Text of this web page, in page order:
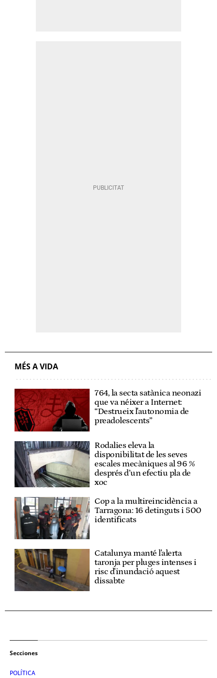
MÉS A VIDA
764, la secta satànica neonazi
que va néixer a Internet:
“Destrueix l'autonomia de
preadolescents”
Rodalies eleva la
disponibilitat de les seves
escales mecàniques al 96 %
després d’un efectiu pla de
xoc
Cop a la multireincidència a
Tarragona: 16 detinguts i 500
identificats
Catalunya manté l'alerta
taronja per pluges intenses i
risc d'inundació aquest
dissabte
Secciones
POLÍTICA